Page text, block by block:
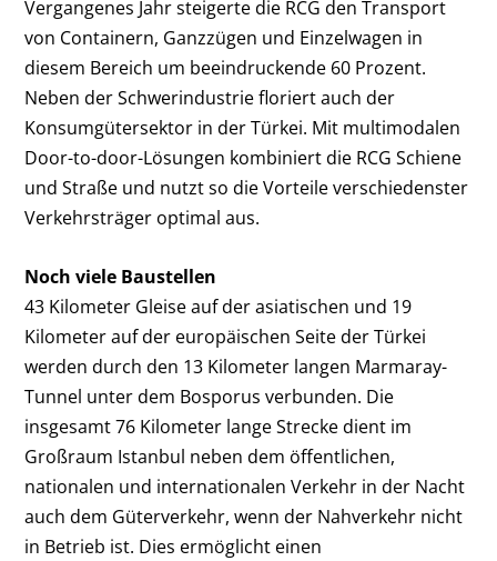
Vergangenes Jahr steigerte die RCG den Transport
von Containern, Ganzzügen und Einzelwagen in
diesem Bereich um beeindruckende 60 Prozent.
Neben der Schwerindus­trie floriert auch der
Konsumgütersektor in der Türkei. Mit multimodalen
Door-to-door-Lösungen kombiniert die RCG Schiene
und Straße und nutzt so die Vorteile verschiedenster
Verkehrsträger optimal aus.
Noch viele Baustellen
43 Kilometer Gleise auf der asiatischen und 19
Kilometer auf der europäischen Seite der Türkei
werden durch den 13 Kilometer langen Marmaray-
Tunnel unter dem Bosporus verbunden. Die
insgesamt 76 Kilometer lange Strecke dient im
Großraum Istanbul neben dem öffentlichen,
nationalen und internationalen Verkehr in der Nacht
auch dem Güterverkehr, wenn der Nahverkehr nicht
in Betrieb ist. Dies ermöglicht einen